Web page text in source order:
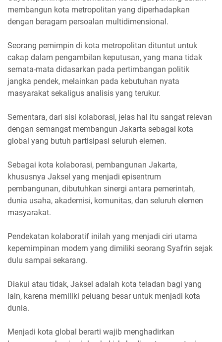
membangun kota metropolitan yang diperhadapkan
dengan beragam persoalan multidimensional.
Seorang pemimpin di kota metropolitan dituntut untuk
cakap dalam pengambilan keputusan, yang mana tidak
semata-mata didasarkan pada pertimbangan politik
jangka pendek, melainkan pada kebutuhan nyata
masyarakat sekaligus analisis yang terukur.
Sementara, dari sisi kolaborasi, jelas hal itu sangat relevan
dengan semangat membangun Jakarta sebagai kota
global yang butuh partisipasi seluruh elemen.
Sebagai kota kolaborasi, pembangunan Jakarta,
khususnya Jaksel yang menjadi episentrum
pembangunan, dibutuhkan sinergi antara pemerintah,
dunia usaha, akademisi, komunitas, dan seluruh elemen
masyarakat.
Pendekatan kolaboratif inilah yang menjadi ciri utama
kepemimpinan modern yang dimiliki seorang Syafrin sejak
dulu sampai sekarang.
Diakui atau tidak, Jaksel adalah kota teladan bagi yang
lain, karena memiliki peluang besar untuk menjadi kota
dunia.
Menjadi kota global berarti wajib menghadirkan